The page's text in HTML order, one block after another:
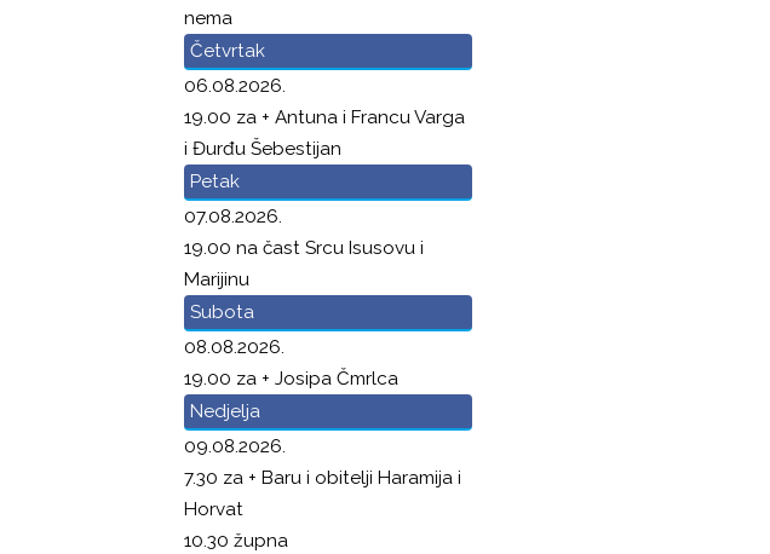
nema
Četvrtak
06.08.2026.
19.00 za + Antuna i Francu Varga
i Đurđu Šebestijan
Petak
07.08.2026.
19.00 na čast Srcu Isusovu i
Marijinu
Subota
08.08.2026.
19.00 za + Josipa Čmrlca
Nedjelja
09.08.2026.
7.30 za + Baru i obitelji Haramija i
Horvat
10.30 župna